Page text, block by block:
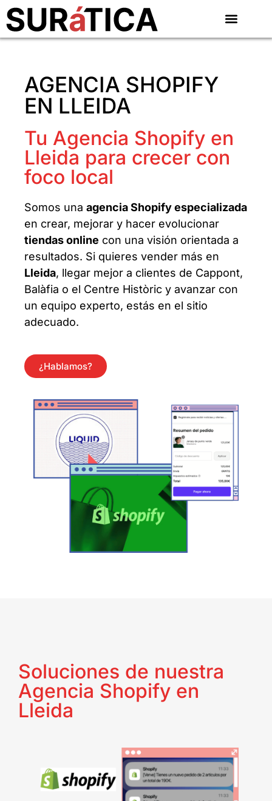
AGENCIA SHOPIFY
EN LLEIDA
Tu Agencia Shopify en
Lleida para crecer con
foco local
Somos una agencia Shopify especializada
en crear, mejorar y hacer evolucionar
tiendas online con una visión orientada a
resultados. Si quieres vender más en
Lleida, llegar mejor a clientes de Cappont,
Balàfia o el Centre Històric y avanzar con
un equipo experto, estás en el sitio
adecuado.
¿Hablamos?
Soluciones de nuestra
Agencia Shopify en
Lleida